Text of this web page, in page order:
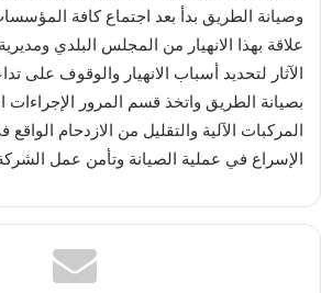
وصيانة الطريق بدأ بعد اجتماع كافة
علاقة بهذا الانهيار من المجلس البلدي
الآثار لتحديد أسباب الانهيار والوقوف على
بصيانة الطريق واتخذ قسم المرور الإجراءات
المركبات الآلية والتقليل من الازدحام
الإسراع في عملية الصيانة وتأمن عمل